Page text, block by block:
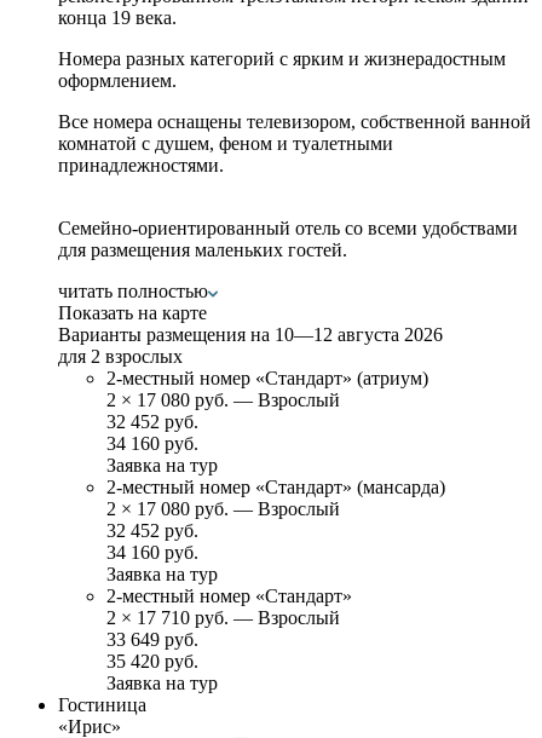
конца 19 века.
Номера разных категорий с ярким и жизнерадостным
оформлением.
Все номера оснащены телевизором, собственной ванной
комнатой с душем, феном и туалетными
принадлежностями.
Семейно-ориентированный отель со всеми удобствами
для размещения маленьких гостей.
читать полностью
Показать на карте
Варианты размещения на 10—12 августа 2026
для 2 взрослых
2-местный номер «Стандарт» (атриум)
2 × 17 080 руб. — Взрослый
32 452 руб.
34 160 руб.
Заявка на тур
2-местный номер «Стандарт» (мансарда)
2 × 17 080 руб. — Взрослый
32 452 руб.
34 160 руб.
Заявка на тур
2-местный номер «Стандарт»
2 × 17 710 руб. — Взрослый
33 649 руб.
35 420 руб.
Заявка на тур
Гостиница
«Ирис»